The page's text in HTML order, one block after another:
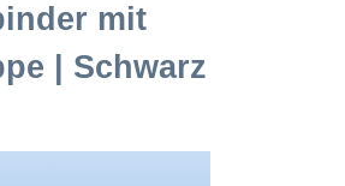
mit
| Schwarz